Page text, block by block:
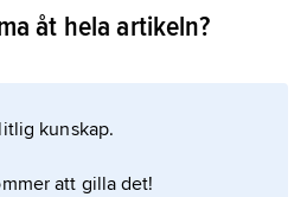
artikeln
åt hela artikeln?
kunskap.
att gilla det!